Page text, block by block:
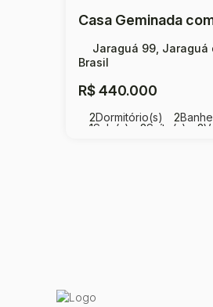
R$440.000
Jaraguá 99, Jaraguá
Brasil
2Dormitório(s) 2
1Sala(s) 2Suíte(s) 2